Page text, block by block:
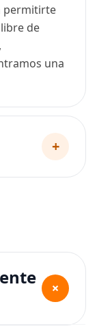
permitirte
de
una
+
+